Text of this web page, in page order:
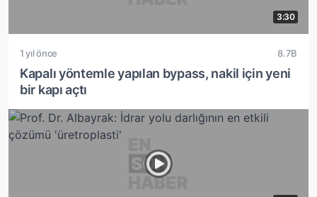
3:30
1 yıl önce 8.7B
Kapalı yöntemle yapılan bypass, nakil için yeni
bir kapı açtı